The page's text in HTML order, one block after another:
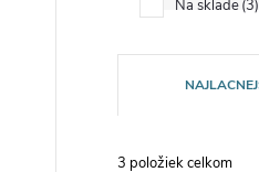
Na sklade 3
a3 položiek celkom